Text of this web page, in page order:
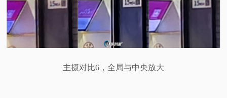
主摄对比6，全局与中央放大